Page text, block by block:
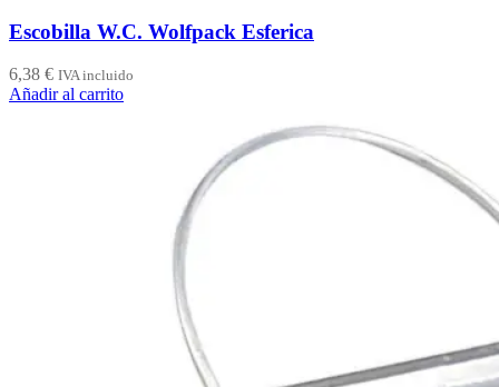
Escobilla W.C. Wolfpack Esferica
6,38 € IVA incluido
Añadir al carrito